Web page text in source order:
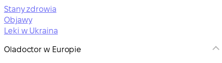
Stany zdrowia
Objawy
Leki w Ukraina
Oladoctor w Europie